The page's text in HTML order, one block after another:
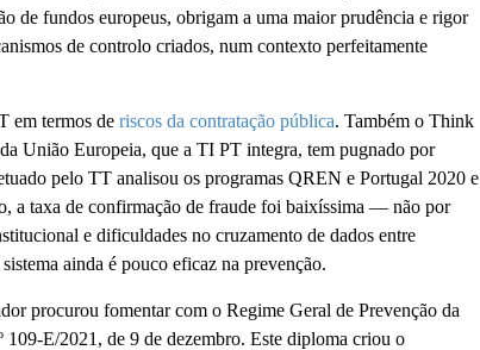
de fundos europeus, obrigam a uma maior prudência e rigor
de controlo criados, num contexto perfeitamente
em termos de riscos da contratação pública. Também o Think
União Europeia, que a TI PT integra, tem pugnado por
pelo TT analisou os programas QREN e Portugal 2020 e
a taxa de confirmação de fraude foi baixíssima — não por
e dificuldades no cruzamento de dados entre
ainda é pouco eficaz na prevenção.
procurou fomentar com o Regime Geral de Prevenção da
E/2021, de 9 de dezembro. Este diploma criou o